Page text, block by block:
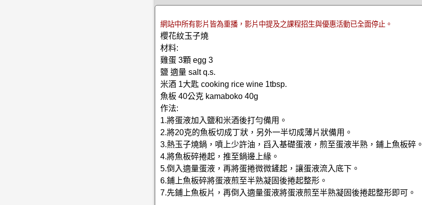
網站中所有影片皆為重播，影片中提及之課程招生與優惠活動已全面停止。
櫻花紋玉子燒
材料:
雞蛋 3顆 egg 3
鹽 適量 salt q.s.
米酒 1大匙 cooking rice wine 1tbsp.
魚板 40公克 kamaboko 40g
作法:
1.將蛋液加入鹽和米酒後打勻備用。
2.將20克的魚板切成丁狀，另外一半切成薄片狀備用。
3.熱玉子燒鍋，噴上少許油，舀入基礎蛋液，煎至蛋液半熟，鋪上魚板碎。
4.將魚板碎捲起，推至鍋邊上緣。
5.倒入適量蛋液，再將蛋捲微微鏟起，讓蛋液流入底下。
6.鋪上魚板碎將蛋液煎至半熟凝固後捲起整形。
7.先鋪上魚板片，再倒入適量蛋液將蛋液煎至半熟凝固後捲起整形即可。